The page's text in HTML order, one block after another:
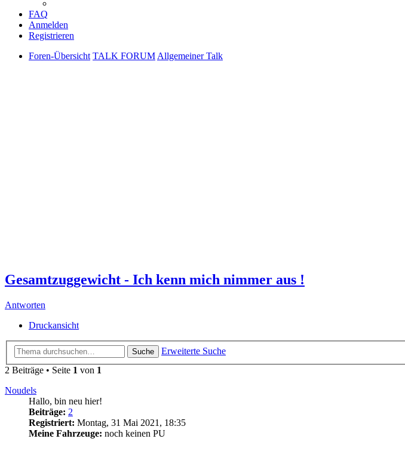
FAQ
Anmelden
Registrieren
Foren-Übersicht TALK FORUMAllgemeiner Talk
Gesamtzuggewicht - Ich kenn mich nimmer aus !
Antworten
Druckansicht
Suche
Erweiterte Suche
2 Beiträge • Seite 1 von 1
Noudels
Hallo, bin neu hier!
Beiträge: 2
Registriert: Montag, 31 Mai 2021, 18:35
Meine Fahrzeuge: noch keinen PU